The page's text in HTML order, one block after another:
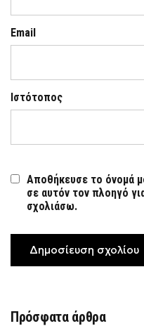
Email
Ιστότοπος
Αποθήκευσε το όνομά
σε αυτόν τον πλοηγό
σχολιάσω.
Πρόσφατα άρθρα